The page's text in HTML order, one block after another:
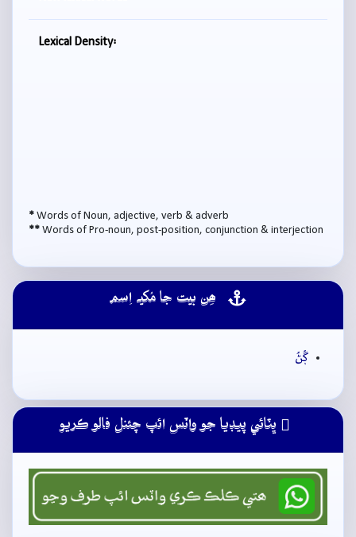
Lexical Density:
* Words of Noun, adjective, verb & adverb
** Words of Pro-noun, post-position, conjunction & interjection
ھِن بيت جا مُکيہ اِسم
ڳُڻُ
ڀٽائي پيڊيا جو واٽس ائپ چئنل فالو ڪريو